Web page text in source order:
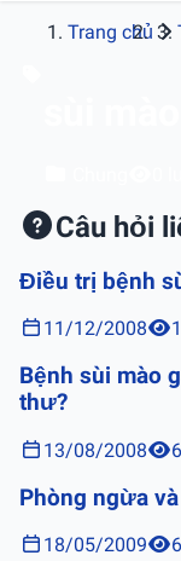
Trang chủ
Câu hỏi
Điều trị bệnh
11/12/2008
Bệnh sùi mào
thư?
13/08/2008
Phòng ngừa
18/05/2009